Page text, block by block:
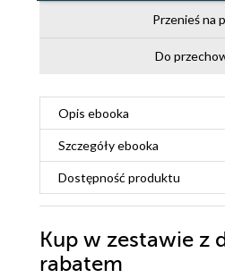
Przenieś na
Do
Opis ebooka
Szczegółyebooka
Dostępność produktu
Kup w zestawie z
rabatem